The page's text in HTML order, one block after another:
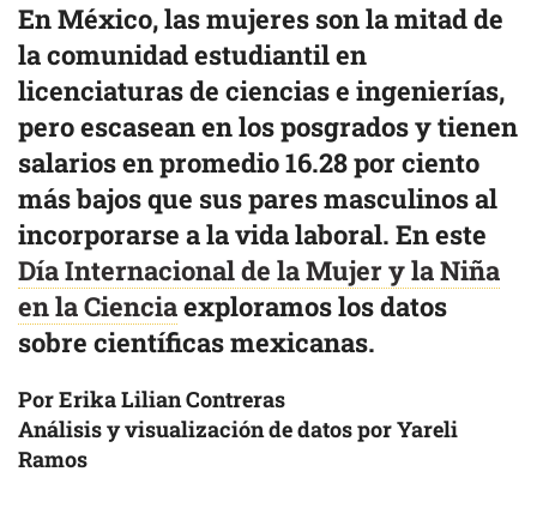
En México, las mujeres son la mitad de
la comunidad estudiantil en
licenciaturas de ciencias e ingenierías,
pero escasean en los posgrados y tienen
salarios en promedio 16.28 por ciento
más bajos que sus pares masculinos al
incorporarse a la vida laboral. En este
Día Internacional de la Mujer y la Niña
en la Cienciaexploramos los datos
sobre científicas mexicanas.
Por Erika Lilian Contreras
Análisis y visualización de datos por Yareli
Ramos